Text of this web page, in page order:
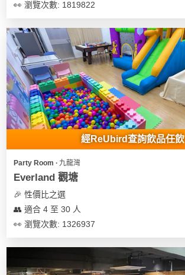
拍
餐
廳
BBQ
場
地
奇
玩
驗
工
👀 瀏覽次數: 1819822
經ReUbird查詢飲品任飲
Party Room ∙ 九龍灣
Everland 觀塘
🎉 性價比之選
👥 適合 4 至 30 人
👀 瀏覽次數: 1326937